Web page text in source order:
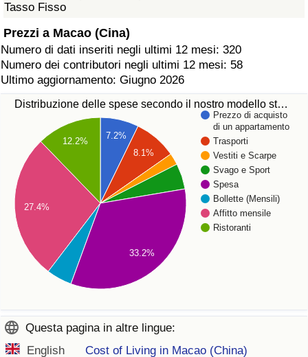
Tasso Fisso
Prezzi a Macao (Cina)
Numero di dati inseriti negli ultimi 12 mesi: 320
Numero dei contributori negli ultimi 12 mesi: 58
Ultimo aggiornamento: Giugno 2026
Distribuzione delle spese secondo il nostro modello st…
Prezzo di acquisto
di un appartamento
Trasporti
Vestiti e Scarpe
Svago e Sport
Spesa
Bollette (Mensili)
Affitto mensile
Ristoranti
7.2%
8.1%
12.2%
27.4%
33.2%
Questa pagina in altre lingue:
English
Cost of Living in Macao (China)